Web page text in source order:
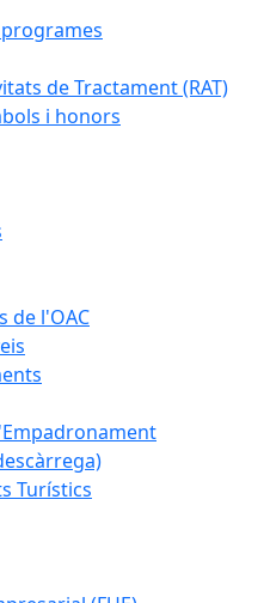
de Tractament (RAT)
i honors
de l'OAC
Turístics